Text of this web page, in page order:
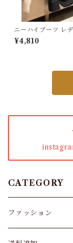
ワンピース・セッ
女性下着・靴下
着圧ソックス
ニーハイブーツ レ
ングブーツ
¥4,810
CATEGORY
ファッション